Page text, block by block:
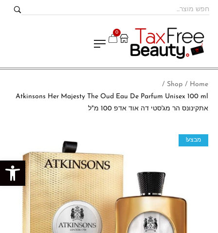
פתח סרגל נגישות
0
Home
/
Shop
/
Atkinsons Her Majesty The Oud Eau De Parfum Unisex 100 ml
אתקינונס הר מג'סטי דה אוד אדפ 100 מ"ל
מבצע!